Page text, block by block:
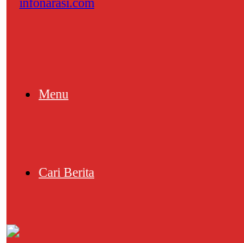
Menu
Cari Berita